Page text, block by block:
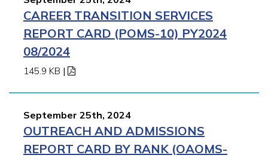
CAREER TRANSITION SERVICES
REPORT CARD (POMS-10) PY2024
08/2024
145.9 KB |
September 25th, 2024
OUTREACH AND ADMISSIONS
REPORT CARD BY RANK (OAOMS-